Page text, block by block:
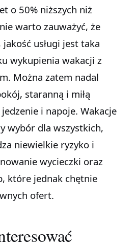
o 50% niższych niż
warto zauważyć, że
usługi jest taka
wykupienia wakacji z
Można zatem nadal
staranną i miłą
i napoje. Wakacje
wybór dla wszystkich,
niewielkie ryzyko i
wycieczki oraz
które jednak chętnie
ofert.